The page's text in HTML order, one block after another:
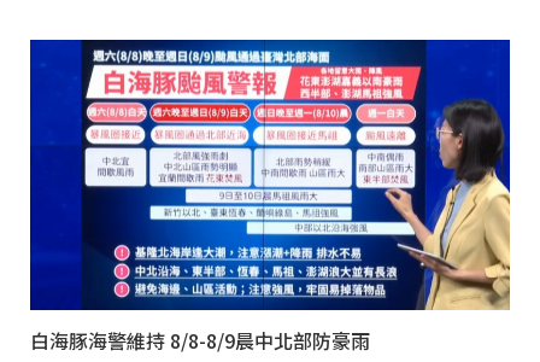
白海豚海警維持 8/8-8/9晨中北部防豪雨